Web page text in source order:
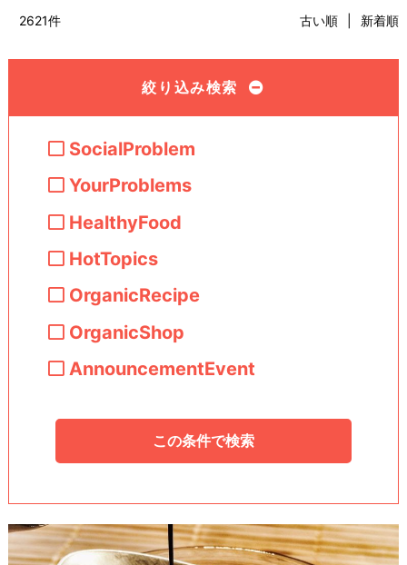
2621件 古い順 新着順
絞り込み検索
SocialProblem
YourProblems
HealthyFood
HotTopics
OrganicRecipe
OrganicShop
AnnouncementEvent